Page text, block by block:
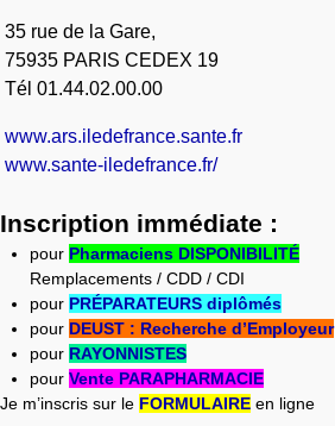
35 rue de la Gare,
75935 PARIS CEDEX 19
Tél 01.44.02.00.00
www.ars.iledefrance.sante.fr
www.sante-iledefrance.fr/
Inscription immédiate :
pour Pharmaciens DISPONIBILITÉ
Remplacements / CDD / CDI
pour PRÉPARATEURS diplômés
pour DEUST : Recherche d’Employeur
pour RAYONNISTES
pour Vente PARAPHARMACIE
Je m’inscris sur le FORMULAIRE en ligne